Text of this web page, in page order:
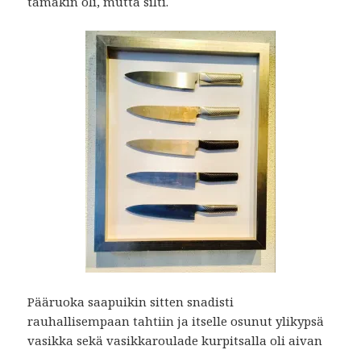
Pääruoka saapuikin sitten snadisti
rauhallisempaan tahtiin ja itselle osunut ylikypsä
vasikka sekä vasikkaroulade kurpitsalla oli aivan